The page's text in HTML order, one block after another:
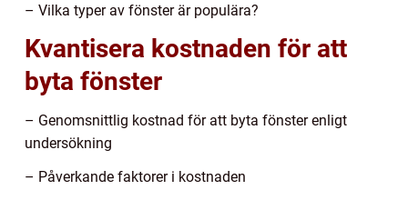
– Vilka typer av fönster är populära?
Kvantisera kostnaden för att
byta fönster
– Genomsnittlig kostnad för att byta fönster enligt
undersökning
– Påverkande faktorer i kostnaden